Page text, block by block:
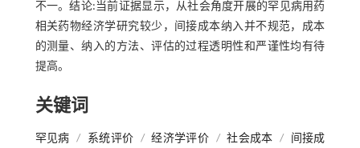
不一。结论:当前证据显示，从社会角度开展的罕见病用药
相关药物经济学研究较少，间接成本纳入并不规范，成本
的测量、纳入的方法、评估的过程透明性和严谨性均有待
提高。
关键词
罕见病 / 系统评价 / 经济学评价 / 社会成本 /
间接成